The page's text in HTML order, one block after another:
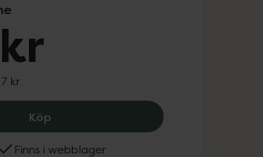
kr
Köp Eco Cosmetics Schampo Volym
Finns i webblager